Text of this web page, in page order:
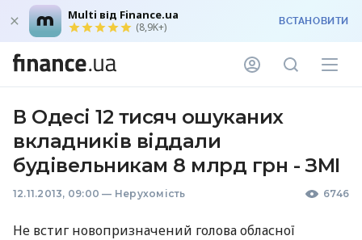
Multi від Finance.ua
(8,9K+) ВСТАНОВИТИ
В Одесі 12 тисяч ошуканих
вкладників віддали
будівельникам 8 млрд грн - ЗМІ
12.11.2013, 09:00 — Нерухомість 6746
Не встиг новопризначений голова обласної